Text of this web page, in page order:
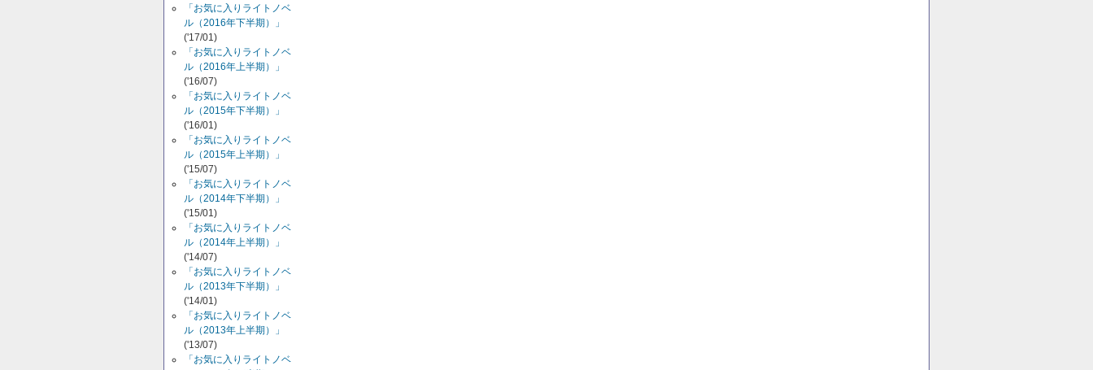
「お気に入りライトノベ
ル（2016年下半期）」
('17/01)
「お気に入りライトノベ
ル（2016年上半期）」
('16/07)
「お気に入りライトノベ
ル（2015年下半期）」
('16/01)
「お気に入りライトノベ
ル（2015年上半期）」
('15/07)
「お気に入りライトノベ
ル（2014年下半期）」
('15/01)
「お気に入りライトノベ
ル（2014年上半期）」
('14/07)
「お気に入りライトノベ
ル（2013年下半期）」
('14/01)
「お気に入りライトノベ
ル（2013年上半期）」
('13/07)
「お気に入りライトノベ